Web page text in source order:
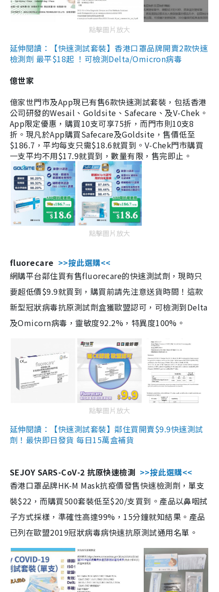
點擊圖片放大
延伸閱讀：【快速測試套裝】香港口罩品牌開賣2款快速
檢測劑 最平$18起 ！可檢測Delta/Omicron病毒
億世家
億家世門市及App現已有售6款快速測試套裝，包括香港
公司研發的Wesail、Goldsite、Safecare、及V-Chek。
App限定優惠，購買10支可享75折，而門市則10支8
折。現凡於App購買Safecare及Goldsite，售價低至
$186.7，平均每支只需$18.6就買到。V-Chek門市購買
一支平均不用$17.9就買到，數量有限，售完即止。
點擊圖片放大
fluorecare >>按此選購<<
網購平台鄰住買有售fluorecare的快速測試劑，現時只
要超低價$9.9就買到，購買前請先注意送貨時間！這款
新型冠狀病毒抗原測試劑盒獲歐盟認可，可檢測到Delta
及Omicorn病毒，靈敏度92.2%，特異度100%。
點擊圖片放大
延伸閱讀：【快速測試套裝】鄰住買開賣$9.9快速測試
劑！最快即日發貨 每日15萬盒補貨
SEJOY SARS-CoV-2 抗原快速檢測 >>按此選購<<
香港口罩品牌HK-M Mask抗疫價發售快速檢測劑，單支
裝$22，而購買500套裝低至$20/支買到。產品以鼻咽拭
子方式採樣，準確性高達99%，15分鐘就知結果。產品
已列在歐盟2019冠狀病毒病快速抗原測試通用名單。